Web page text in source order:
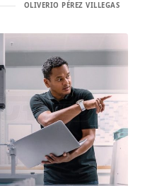
OLIVERIO PÉREZ VILLEGAS